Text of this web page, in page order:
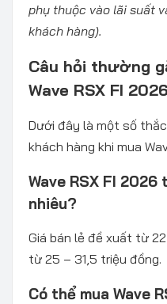
phụ thuộc vào lãi suất
khách hàng).
Câu hỏi thường
Wave RSX FI 2026
Dưới đây là một số
khách hàng khi mua
Wave RSX FI 2026
nhiêu?
Giá bán lẻ đề xuất từ
từ 25 – 31,5 triệu đồng.
Có thể mua Wave